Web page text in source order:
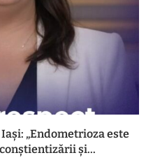
„Endometrioza este
și...